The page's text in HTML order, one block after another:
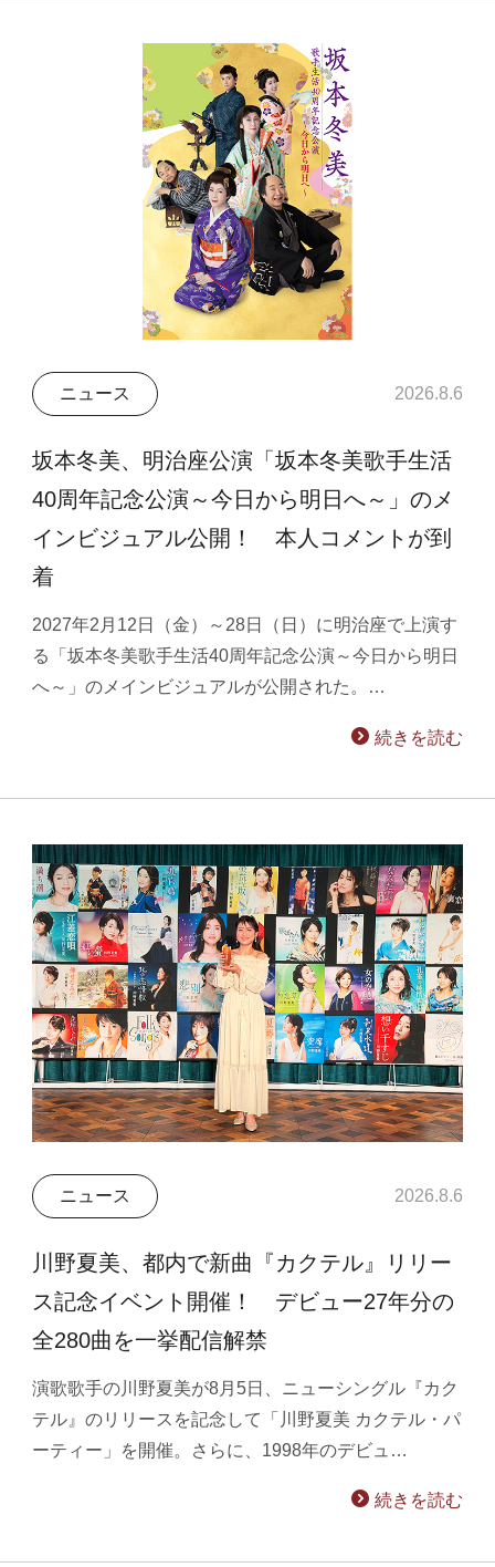
ニュース 2026.8.6
坂本冬美、明治座公演「坂本冬美歌手生活
40周年記念公演～今日から明日へ～」のメ
インビジュアル公開！ 本人コメントが到
着
2027年2月12日（金）～28日（日）に明治座で上演す
る「坂本冬美歌手生活40周年記念公演～今日から明日
へ～」のメインビジュアルが公開された。…
続きを読む
ニュース 2026.8.6
川野夏美、都内で新曲『カクテル』リリー
ス記念イベント開催！ デビュー27年分の
全280曲を一挙配信解禁
演歌歌手の川野夏美が8月5日、ニューシングル『カク
テル』のリリースを記念して「川野夏美 カクテル・パ
ーティー」を開催。さらに、1998年のデビュ…
続きを読む